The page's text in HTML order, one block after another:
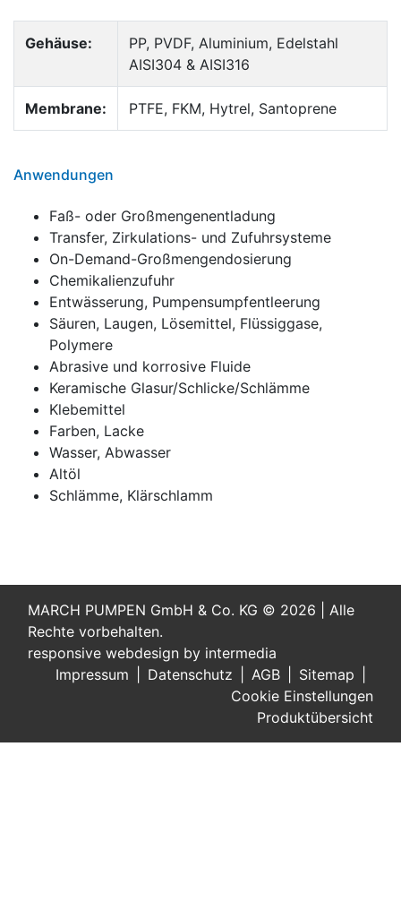
Gehäuse:
PP, PVDF, Aluminium, Edelstahl
AISI304 & AISI316
Membrane: PTFE, FKM, Hytrel, Santoprene
Anwendungen
Faß- oder Großmengenentladung
Transfer, Zirkulations- und Zufuhrsysteme
On-Demand-Großmengendosierung
Chemikalienzufuhr
Entwässerung, Pumpensumpfentleerung
Säuren, Laugen, Lösemittel, Flüssiggase,
Polymere
Abrasive und korrosive Fluide
Keramische Glasur/Schlicke/Schlämme
Klebemittel
Farben, Lacke
Wasser, Abwasser
Altöl
Schlämme, Klärschlamm
MARCH PUMPEN GmbH & Co. KG © 2026 | Alle
Rechte vorbehalten.
responsive webdesign by intermedia
Impressum
Datenschutz AGB
Sitemap
Cookie Einstellungen
Produktübersicht